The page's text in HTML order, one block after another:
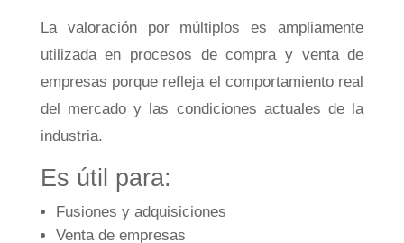
La valoración por múltiplos es ampliamente
utilizada en procesos de compra y venta de
empresas porque refleja el comportamiento real
del mercado y las condiciones actuales de la
industria.
Es útil para:
Fusiones y adquisiciones
Venta de empresas